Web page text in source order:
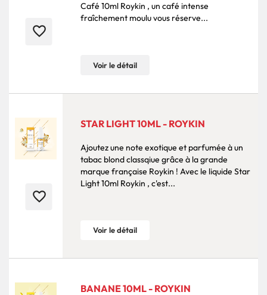
favorite_border
Café 10ml Roykin , un café intense
fraîchement moulu vous réserve...
Voir le détail
favorite_border
STAR LIGHT 10ML - ROYKIN
Ajoutez une note exotique et parfumée à un
tabac blond classqiue grâce à la grande
marque française Roykin ! Avec le liquide Star
Light 10ml Roykin , c'est...
Voir le détail
BANANE 10ML - ROYKIN